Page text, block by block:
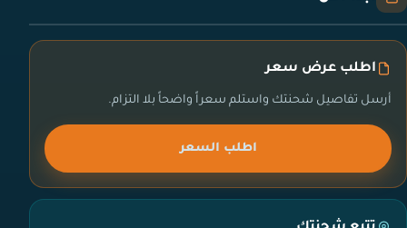
اطلب عرض سعر
أرسل تفاصيل شحنتك واستلم سعراً واضحاً بلا التزام.
اطلب السعر